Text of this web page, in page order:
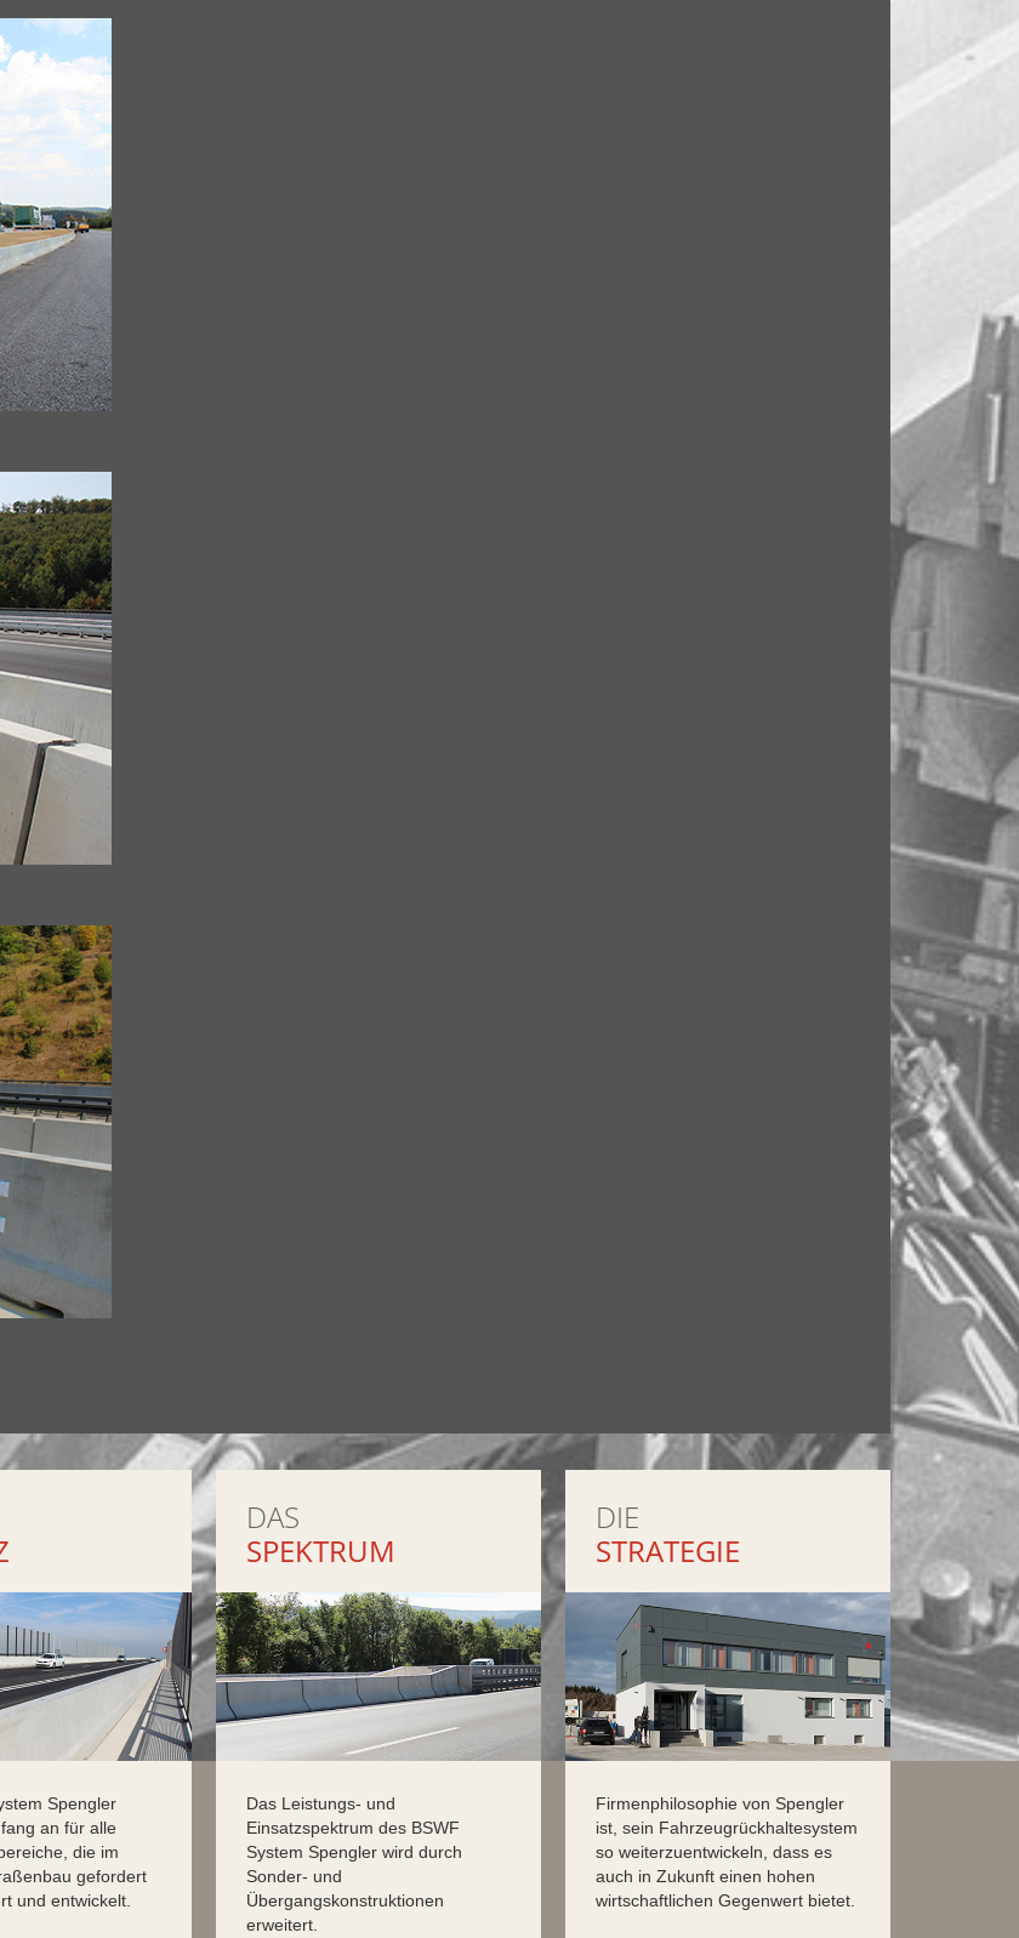
Spengler
an für alle
die im
gefordert
und entwickelt.
DAS
SPEKTRUM
Das Leistungs- und
Einsatzspektrum des BSWF
System Spengler wird durch
Sonder- und
Übergangskonstruktionen
erweitert.
DIE
STRATEGIE
Firmenphilosophie von Spengler
ist, sein Fahrzeugrückhaltesystem
so weiterzuentwickeln, dass es
auch in Zukunft einen hohen
wirtschaftlichen Gegenwert bietet.